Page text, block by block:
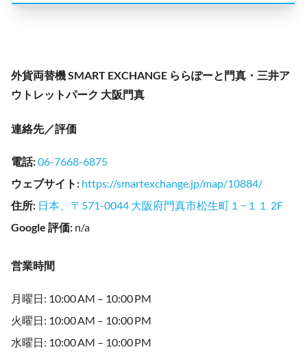
外貨両替機 SMART EXCHANGE ららぽーと門真・三井ア
ウトレットパーク 大阪門真
連絡先／評価
電話:06-7668-6875
ウェブサイト : https://smartexchange.jp/map/10884/
住所: 日本、〒571-0044 大阪府門真市松生町１−１１ 2F
Google 評価: n/a
営業時間
月曜日: 10:00 AM – 10:00 PM
火曜日: 10:00 AM – 10:00 PM
水曜日: 10:00 AM – 10:00 PM